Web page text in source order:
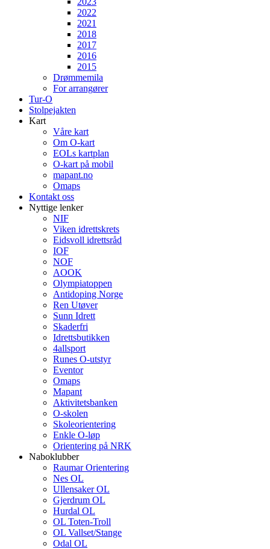
2022
2021
2018
2017
2016
2015
Drømmemila
For arrangører
Tur-O
Stolpejakten
Kart
Våre kart
Om O-kart
EOLs kartplan
O-kart på mobil
mapant.no
Omaps
Kontakt oss
Nyttige lenker
NIF
Viken idrettskrets
Eidsvoll idrettsråd
IOF
NOF
AOOK
Olympiatoppen
Antidoping Norge
Ren Utøver
Sunn Idrett
Skaderfri
Idrettsbutikken
4allsport
Runes O-utstyr
Eventor
Omaps
Mapant
Aktivitetsbanken
O-skolen
Skoleorientering
Enkle O-løp
Orientering på NRK
Naboklubber
Raumar Orientering
Nes OL
Ullensaker OL
Gjerdrum OL
Hurdal OL
OL Toten-Troll
OL Vallset/Stange
Odal OL